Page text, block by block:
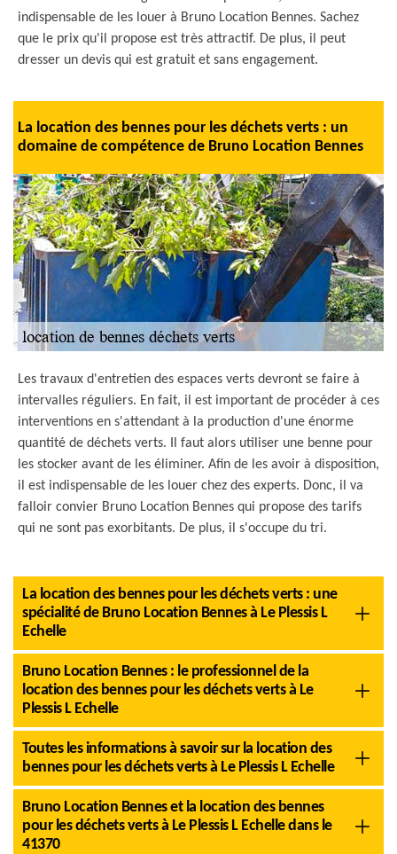
indispensable de les louer à Bruno Location Bennes. Sachez
que le prix qu'il propose est très attractif. De plus, il peut
dresser un devis qui est gratuit et sans engagement.
La location des bennes pour les déchets verts : un
domaine de compétence de Bruno Location Bennes
Les travaux d'entretien des espaces verts devront se faire à
intervalles réguliers. En fait, il est important de procéder à ces
interventions en s'attendant à la production d'une énorme
quantité de déchets verts. Il faut alors utiliser une benne pour
les stocker avant de les éliminer. Afin de les avoir à disposition,
il est indispensable de les louer chez des experts. Donc, il va
falloir convier Bruno Location Bennes qui propose des tarifs
qui ne sont pas exorbitants. De plus, il s'occupe du tri.
La location des bennes pour les déchets verts : une
spécialité de Bruno Location Bennes à Le Plessis L
Echelle
Bruno Location Bennes : le professionnel de la
location des bennes pour les déchets verts à Le
Plessis L Echelle
Toutes les informations à savoir sur la location des
bennes pour les déchets verts à Le Plessis L Echelle
Bruno Location Bennes et la location des bennes
pour les déchets verts à Le Plessis L Echelle dans le
41370